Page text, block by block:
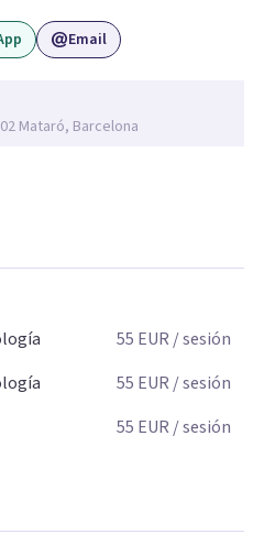
Email
Mataró, Barcelona
55 EUR / sesión
55 EUR / sesión
55 EUR / sesión